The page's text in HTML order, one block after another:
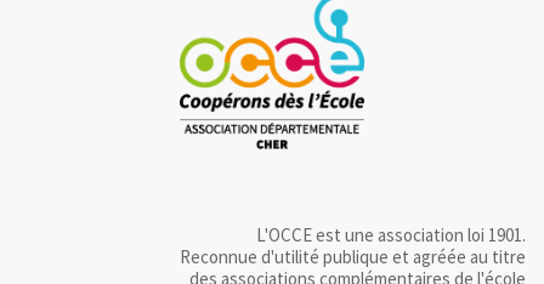
L'OCCE est une association loi 1901.
Reconnue d'utilité publique et agréée au titre
des associations complémentaires de l'école